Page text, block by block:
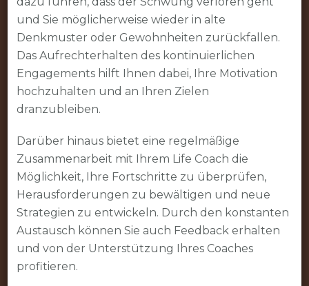
und Sie möglicherweise wieder in alte
Denkmuster oder Gewohnheiten zurückfallen.
Das Aufrechterhalten des kontinuierlichen
Engagements hilft Ihnen dabei, Ihre Motivation
hochzuhalten und an Ihren Zielen
dranzubleiben.
Darüber hinaus bietet eine regelmäßige
Zusammenarbeit mit Ihrem Life Coach die
Möglichkeit, Ihre Fortschritte zu überprüfen,
Herausforderungen zu bewältigen und neue
Strategien zu entwickeln. Durch den konstanten
Austausch können Sie auch Feedback erhalten
und von der Unterstützung Ihres Coaches
profitieren.